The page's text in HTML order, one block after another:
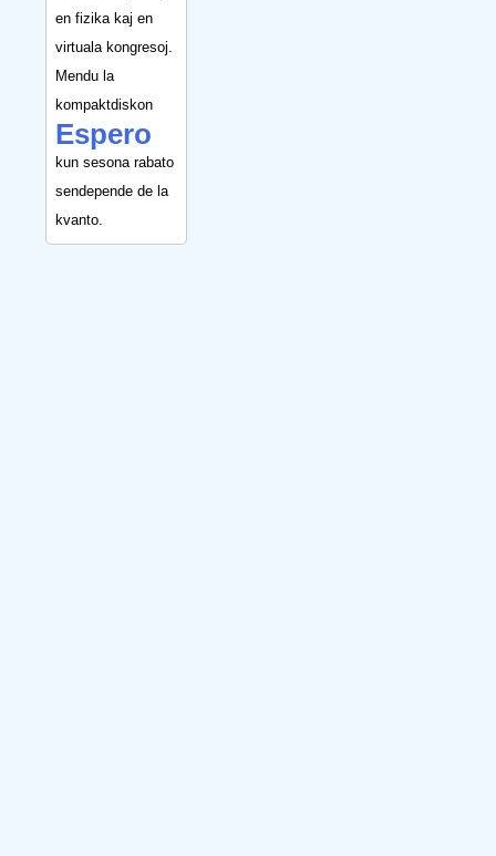
en fizika kaj en
virtuala kongresoj.
Mendu la
kompaktdiskon
Espero
kun sesona rabato
sendepende de la
kvanto.